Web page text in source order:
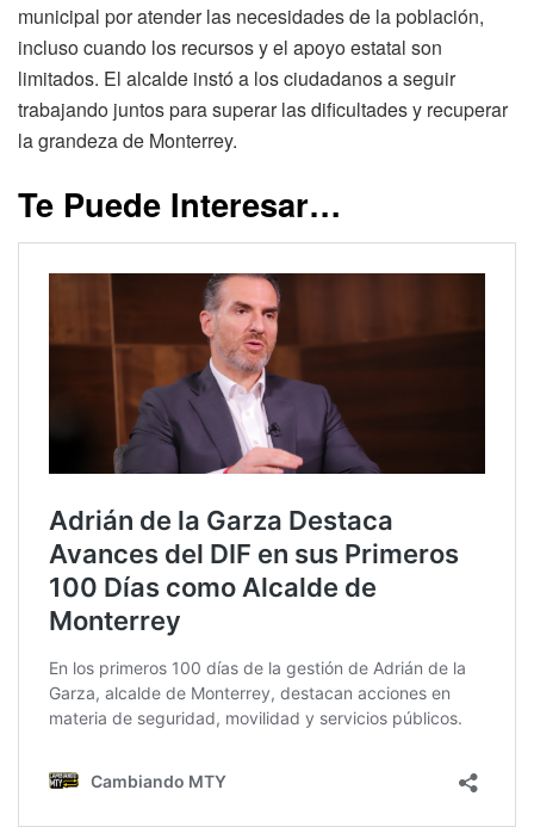
municipal por atender las necesidades de la población,
incluso cuando los recursos y el apoyo estatal son
limitados. El alcalde instó a los ciudadanos a seguir
trabajando juntos para superar las dificultades y recuperar
la grandeza de Monterrey.
Te Puede Interesar…